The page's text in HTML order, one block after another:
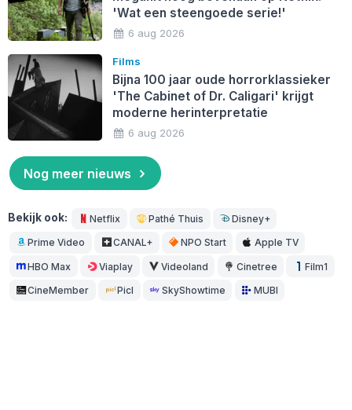
'Wat een steengoede serie!'
6 aug 2026
Films
Bijna 100 jaar oude horrorklassieker
'The Cabinet of Dr. Caligari' krijgt
moderne herinterpretatie
6 aug 2026
Nog meer nieuws
Bekijk ook: Netflix Pathé Thuis Disney+
Prime Video CANAL+ NPO Start Apple TV
HBO Max Viaplay Videoland Cinetree Film1
CineMember Picl SkyShowtime MUBI